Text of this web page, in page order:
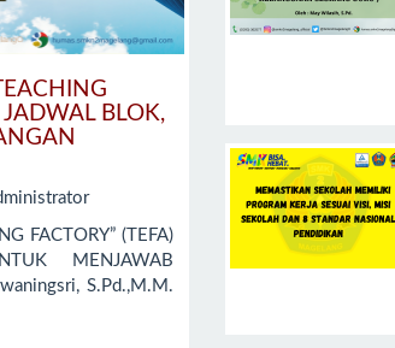
JADWAL BLOK,
FACTORY” (TEFA)
MENJAWAB
S.Pd.,M.M.